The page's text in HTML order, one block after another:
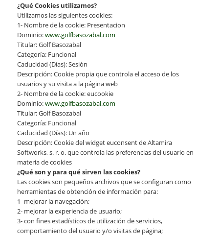
¿Qué Cookies utilizamos?
Utilizamos las siguientes cookies:
1- Nombre de la cookie: Presentacion
Dominio:www.golfbasozabal.com
Titular: Golf Basozabal
Categoría: Funcional
Caducidad (Días): Sesión
Descripción: Cookie propia que controla el acceso de los
usuarios y su visita a la página web
2- Nombre de la cookie: eucookie
Dominio:www.golfbasozabal.com
Titular: Golf Basozabal
Categoría: Funcional
Caducidad (Días): Un año
Descripción: Cookie del widget euconsent de Altamira
Softworks, s. r. o. que controla las preferencias del usuario en
materia de cookies
¿Qué son y para qué sirven las cookies?
Las cookies son pequeños archivos que se configuran como
herramientas de obtención de información para:
1- mejorar la navegación;
2- mejorar la experiencia de usuario;
3- con fines estadísticos de utilización de servicios,
comportamiento del usuario y/o visitas de página;